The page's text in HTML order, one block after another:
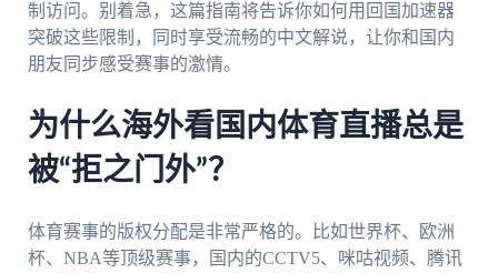
制访问。别着急，这篇指南将告诉你如何用回国加速器
突破这些限制，同时享受流畅的中文解说，让你和国内
朋友同步感受赛事的激情。
为什么海外看国内体育直播总是
被“拒之门外”？
体育赛事的版权分配是非常严格的。比如世界杯、欧洲
杯、NBA等顶级赛事，国内的CCTV5、咪咕视频、腾讯